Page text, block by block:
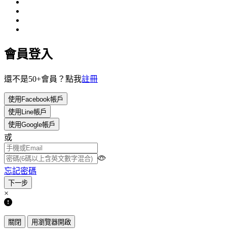
會員登入
還不是50+會員？點我註冊
使用Facebook帳戶
使用Line帳戶
使用Google帳戶
或
忘記密碼
×
關閉 用瀏覽器開啟